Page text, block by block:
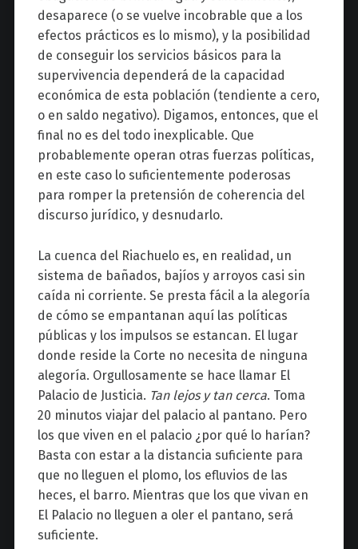
desaparece (o se vuelve incobrable que a los
efectos prácticos es lo mismo), y la posibilidad
de conseguir los servicios básicos para la
supervivencia dependerá de la capacidad
económica de esta población (tendiente a cero,
o en saldo negativo). Digamos, entonces, que el
final no es del todo inexplicable. Que
probablemente operan otras fuerzas políticas,
en este caso lo suficientemente poderosas
para romper la pretensión de coherencia del
discurso jurídico, y desnudarlo.
La cuenca del Riachuelo es, en realidad, un
sistema de bañados, bajíos y arroyos casi sin
caída ni corriente. Se presta fácil a la alegoría
de cómo se empantanan aquí las políticas
públicas y los impulsos se estancan. El lugar
donde reside la Corte no necesita de ninguna
alegoría. Orgullosamente se hace llamar El
Palacio de Justicia. Tan lejos y tan cerca. Toma
20 minutos viajar del palacio al pantano. Pero
los que viven en el palacio ¿por qué lo harían?
Basta con estar a la distancia suficiente para
que no lleguen el plomo, los efluvios de las
heces, el barro. Mientras que los que vivan en
El Palacio no lleguen a oler el pantano, será
suficiente.